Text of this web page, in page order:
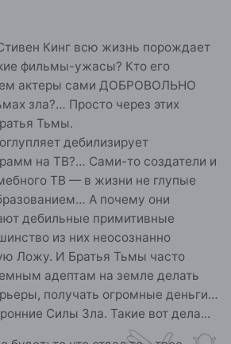
Кинг всю жизнь порождает
фильмы-ужасы? Кто его
актеры сами ДОБРОВОЛЬНО
зла?… Просто через этих
Тьмы.
дебилизирует
на ТВ?… Сами-то создатели и
ТВ — в жизни не глупые
А почему они
дебильные примитивные
из них неосознанно
Ложу. И Братья Тьмы часто
адептам на земле делать
получать огромные деньги…
Силы Зла. Такие вот дела...